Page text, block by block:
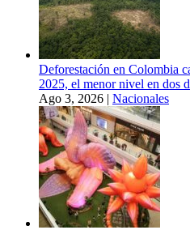
Deforestación en Colombia
2025, el menor nivel en dos
Ago 3, 2026 | Nacionales